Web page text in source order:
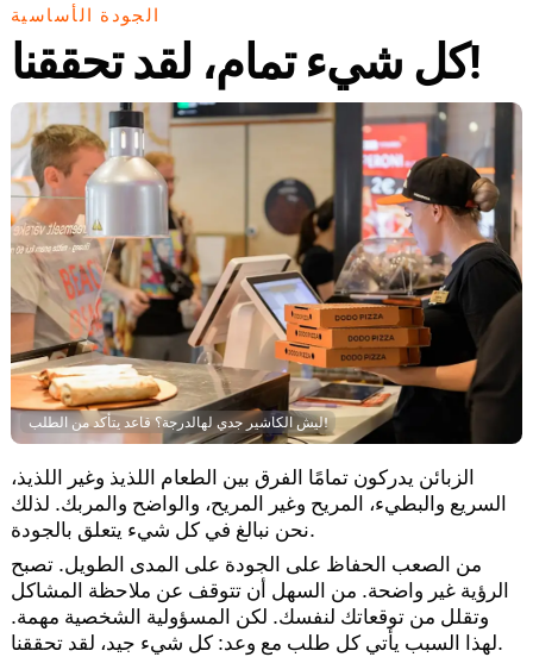
الجودة الأساسية
كل شيء تمام، لقد تحققنا!
ليش الكاشير جدي لهالدرجة؟ قاعد يتأكد من الطلب!
الزبائن يدركون تمامًا الفرق بين الطعام اللذيذ وغير اللذيذ،
السريع والبطيء، المريح وغير المريح، والواضح والمربك. لذلك
نحن نبالغ في كل شيء يتعلق بالجودة.
من الصعب الحفاظ على الجودة على المدى الطويل. تصبح
الرؤية غير واضحة. من السهل أن تتوقف عن ملاحظة المشاكل
وتقلل من توقعاتك لنفسك. لكن المسؤولية الشخصية مهمة.
لهذا السبب يأتي كل طلب مع وعد: كل شيء جيد، لقد تحققنا.